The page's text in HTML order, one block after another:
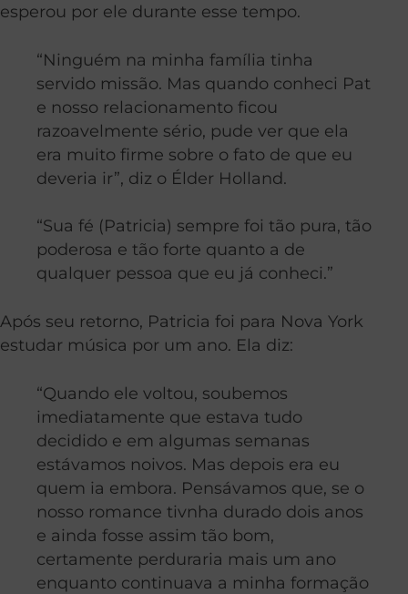
esperou por ele durante esse tempo.
“Ninguém na minha família tinha
servido missão. Mas quando conheci Pat
e nosso relacionamento ficou
razoavelmente sério, pude ver que ela
era muito firme sobre o fato de que eu
deveria ir”, diz o Élder Holland.
“Sua fé (Patricia) sempre foi tão pura, tão
poderosa e tão forte quanto a de
qualquer pessoa que eu já conheci.”
Após seu retorno, Patricia foi para Nova York
estudar música por um ano. Ela diz:
“Quando ele voltou, soubemos
imediatamente que estava tudo
decidido e em algumas semanas
estávamos noivos. Mas depois era eu
quem ia embora. Pensávamos que, se o
nosso romance tivnha durado dois anos
e ainda fosse assim tão bom,
certamente perduraria mais um ano
enquanto continuava a minha formação